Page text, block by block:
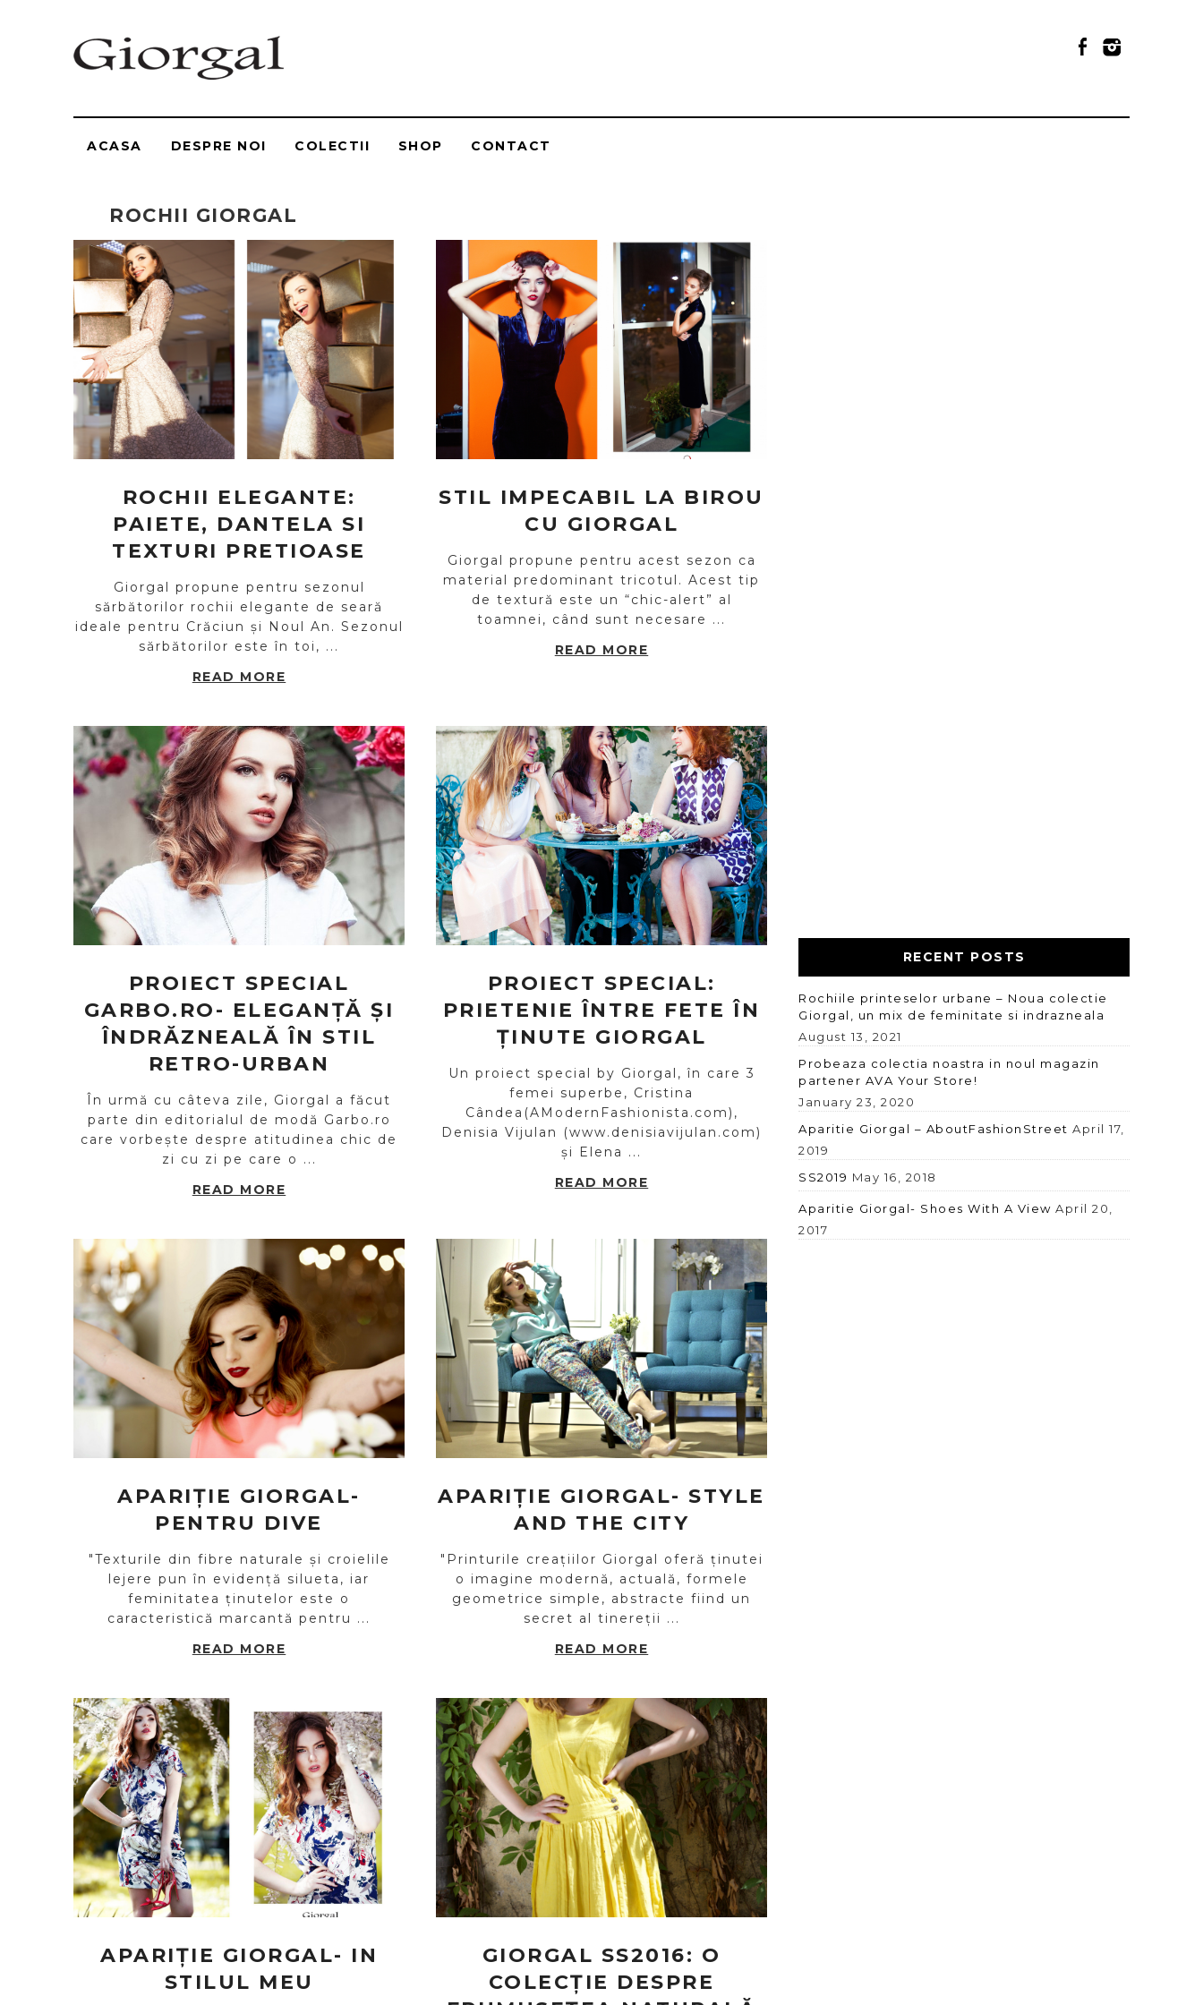
ACASA DESPRE NOI COLECTII SHOP CONTACT
ROCHII GIORGAL
ROCHII ELEGANTE:
PAIETE, DANTELA SI
TEXTURI PRETIOASE
Giorgal propune pentru sezonul
sărbătorilor rochii elegante de seară
ideale pentru Crăciun și Noul An. Sezonul
sărbătorilor este în toi, ...
READ MORE
STIL IMPECABIL LA BIROU
CU GIORGAL
Giorgal propune pentru acest sezon ca
material predominant tricotul. Acest tip
de textură este un “chic-alert” al
toamnei, când sunt necesare ...
READ MORE
PROIECT SPECIAL
GARBO.RO- ELEGANȚĂ ȘI
ÎNDRĂZNEALĂ ÎN STIL
RETRO-URBAN
În urmă cu câteva zile, Giorgal a făcut
parte din editorialul de modă Garbo.ro
care vorbește despre atitudinea chic de
zi cu zi pe care o ...
READ MORE
PROIECT SPECIAL:
PRIETENIE ÎNTRE FETE ÎN
ȚINUTE GIORGAL
Un proiect special by Giorgal, în care 3
femei superbe, Cristina
Cândea(AModernFashionista.com),
Denisia Vijulan (www.denisiavijulan.com)
și Elena ...
READ MORE
APARIȚIE GIORGAL-
PENTRU DIVE
"Texturile din fibre naturale și croielile
lejere pun în evidență silueta, iar
feminitatea ținutelor este o
caracteristică marcantă pentru ...
READ MORE
APARIȚIE GIORGAL- STYLE
AND THE CITY
"Printurile creațiilor Giorgal oferă ținutei
o imagine modernă, actuală, formele
geometrice simple, abstracte fiind un
secret al tinereții ...
READ MORE
APARIȚIE GIORGAL- IN
STILUL MEU
GIORGAL SS2016: O
COLECȚIE DESPRE
RECENT POSTS
Rochiile printeselor urbane – Noua colectie
Giorgal, un mix de feminitate si indrazneala
August 13, 2021
Probeaza colectia noastra in noul magazin
partener AVA Your Store!
January 23, 2020
Aparitie Giorgal – AboutFashionStreet April 17,
2019
SS2019 May 16, 2018
Aparitie Giorgal- Shoes With A View April 20,
2017